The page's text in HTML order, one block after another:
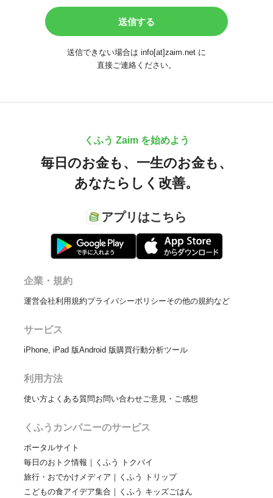
送信できない場合は info[at]zaim.net に
直接ご連絡ください。
くふう Zaim を始めよう
毎日のお金も、 一生のお金も、
あなたらしく改善。
アプリはこちら
企業・規約
運営会社利用規約プライバシーポリシーその他の規約など
サービス
iPhone, iPad 版Android 版購買行動分析ツール
利用方法
使い方よくある質問お問い合わせご意見・ご感想
くふうカンパニーのサービス
ポータルサイト
毎日のおトク情報｜くふう トクバイ
旅行・おでかけメディア｜くふう トリップ
こどもの食アイデア集合｜くふう キッズごはん